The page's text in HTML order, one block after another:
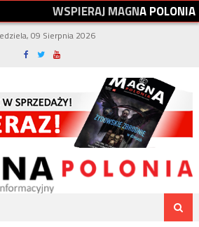
WSPIERAJMAGNAPOLONIA
09 Sierpnia 2026